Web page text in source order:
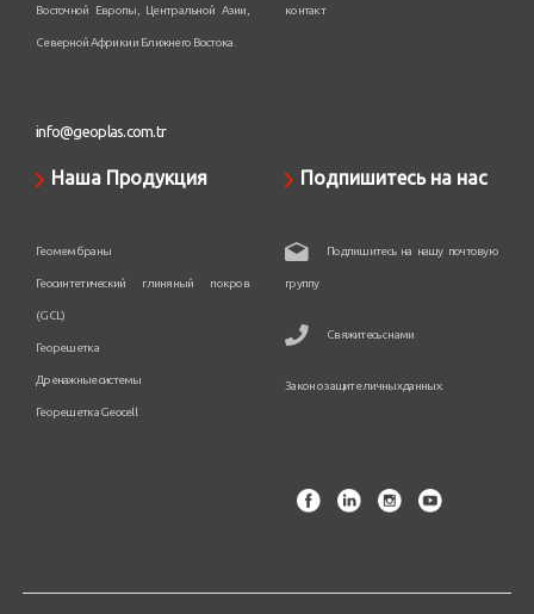
Восточной Европы, Центральной Азии,
Северной Африки и Ближнего Востока.
info@geoplas.com.tr
контакт
Наша Продукция
Геомембраны
Геосинтетический глиняный покров
(GCL)
Георешетка
Дренажные системы
Георешетка Geocell
Подпишитесь на нас
Подпишитесь на нашу почтовую
группу
Свяжитесь с нами
Закон о защите личных данных.